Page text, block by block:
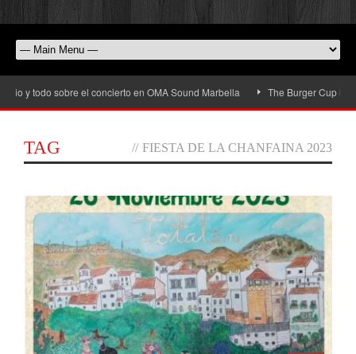
y todo sobre el concierto en OMA Sound Marbella The Burger Cup llega
TAG // FIESTA DE LA CHANFAINA 2023